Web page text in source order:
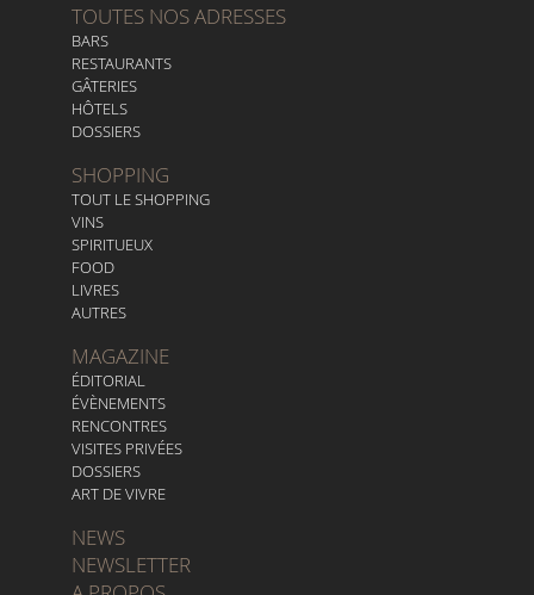
TOUTES NOS ADRESSES
BARS
RESTAURANTS
GÂTERIES
HÔTELS
DOSSIERS
SHOPPING
TOUT LE SHOPPING
VINS
SPIRITUEUX
FOOD
LIVRES
AUTRES
MAGAZINE
ÉDITORIAL
ÉVÈNEMENTS
RENCONTRES
VISITES PRIVÉES
DOSSIERS
ART DE VIVRE
NEWS
NEWSLETTER